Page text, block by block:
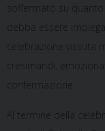
soffermato su
debba essere
celebrazione
cresimandi,
confermazione.
Al termine della